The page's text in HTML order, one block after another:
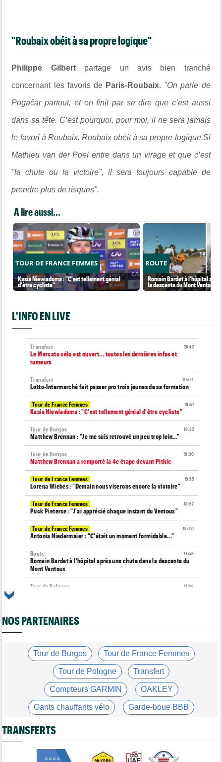
"Roubaix obéit à sa propre logique"
Philippe Gilbertpartage un avis bien tranché
concernant les favoris de Paris-Roubaix. "On parle de
Pogačar partout, et on finit par se dire que c’est aussi
dans sa tête. C’est pourquoi, pour moi, il ne sera jamais
le favori à Roubaix. Roubaix obéit à sa propre logique.Si
Mathieu van der Poel entre dans un virage et que c’est
"la chute ou la victoire", il sera toujours capable de
prendre plus de risques".
A lire aussi...
TOUR DE FRANCE FEMMES
Kasia Niewiadoma : "C'est tellement génial
d'être cycliste"
ROUTE
Romain Bardet à l'hôpital
la descente du Mont Ventoux
L'INFO EN LIVE
20:12
Transfert
Le Mercato vélo est ouvert... toutes les dernières infos et
rumeurs
20:04
Transfert
Lotto-Intermarché fait passer pro trois jeunes de sa formation
19:51
Tour de France Femmes
Kasia Niewiadoma : "C'est tellement génial d'être cycliste"
19:33
Tour de Burgos
Matthew Brennan : "Je me suis retrouvé un peu trop loin…"
19:30
Tour de Burgos
Matthew Brennan a remporté la 4e étape devant Pithie
19:15
Tour de France Femmes
Lorena Wiebes : "Demain nous viserons encore la victoire"
18:57
Tour de France Femmes
Puck Pieterse : "J'ai apprécié chaque instant du Ventoux"
18:40
Tour de France Femmes
Antonia Niedermaier : "C'était un moment formidable..."
17:58
Route
Romain Bardet à l'hôpital après une chute dans la descente du
Mont Ventoux
17:56
Tour de Pologne
Kasia Niewiadoma fait coup double sur la 7e étape
17:03
Média
L'abonnement à Cyclism'Actu sans pub ni pop up : 9,99€ pour 1
Média
Les vidéos cyclisme sont sur Dailymotion : Cyclism'Actu TV
Jan Christen s'offre la 5e étape, trois français dans le top 5
La startlist complète du Tour Femmes... déjà 16 abandons
NOS PARTENAIRES
Tour de Burgos Tour de France Femmes
Tour de Pologne Transfert
Compteurs GARMIN OAKLEY
Gants chauffants vélo Garde-boue BBB
Casque ABUS
TRANSFERTS